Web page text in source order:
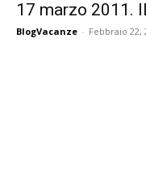
17 marzo 2011.
BlogVacanze - Febbraio 22,